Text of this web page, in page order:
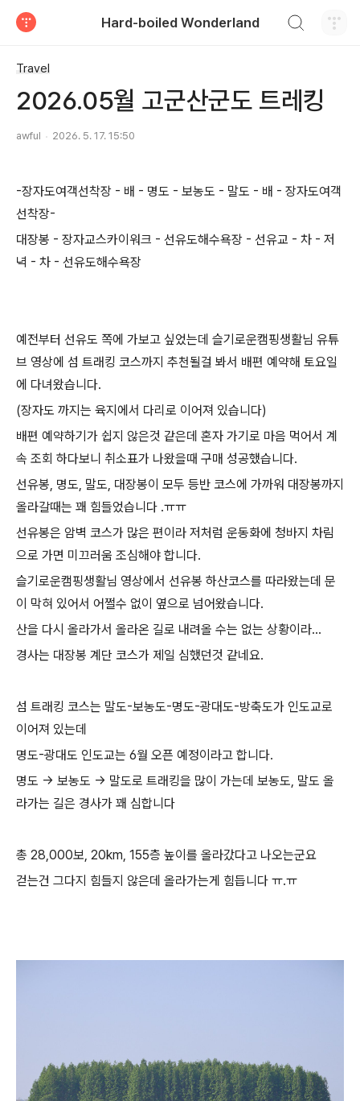
Hard-boiled Wonderland
Travel
2026.05월 고군산군도 트레킹
awful 2026. 5. 17. 15:50
-장자도여객선착장 - 배 - 명도 - 보농도 - 말도 - 배 - 장자도여객
선착장-
대장봉 - 장자교스카이워크 - 선유도해수욕장 - 선유교 - 차 - 저
녁 - 차 - 선유도해수욕장
예전부터 선유도 쪽에 가보고 싶었는데 슬기로운캠핑생활님 유튜
브 영상에 섬 트래킹 코스까지 추천될걸 봐서 배편 예약해 토요일
에 다녀왔습니다.
(장자도 까지는 육지에서 다리로 이어져 있습니다)
배편 예약하기가 쉽지 않은것 같은데 혼자 가기로 마음 먹어서 계
속 조회 하다보니 취소표가 나왔을때 구매 성공했습니다.
선유봉, 명도, 말도, 대장봉이 모두 등반 코스에 가까워 대장봉까지
올라갈때는 꽤 힘들었습니다 .ㅠㅠ
선유봉은 암벽 코스가 많은 편이라 저처럼 운동화에 청바지 차림
으로 가면 미끄러움 조심해야 합니다.
슬기로운캠핑생활님 영상에서 선유봉 하산코스를 따라왔는데 문
이 막혀 있어서 어쩔수 없이 옆으로 넘어왔습니다.
산을 다시 올라가서 올라온 길로 내려올 수는 없는 상황이라…
경사는 대장봉 계단 코스가 제일 심했던것 같네요.
섬 트래킹 코스는 말도-보농도-명도-광대도-방축도가 인도교로
이어져 있는데
명도-광대도 인도교는 6월 오픈 예정이라고 합니다.
명도 -> 보농도 -> 말도로 트래킹을 많이 가는데 보농도, 말도 올
라가는 길은 경사가 꽤 심합니다
총 28,000보, 20km, 155층 높이를 올라갔다고 나오는군요
걷는건 그다지 힘들지 않은데 올라가는게 힘듭니다 ㅠ.ㅠ